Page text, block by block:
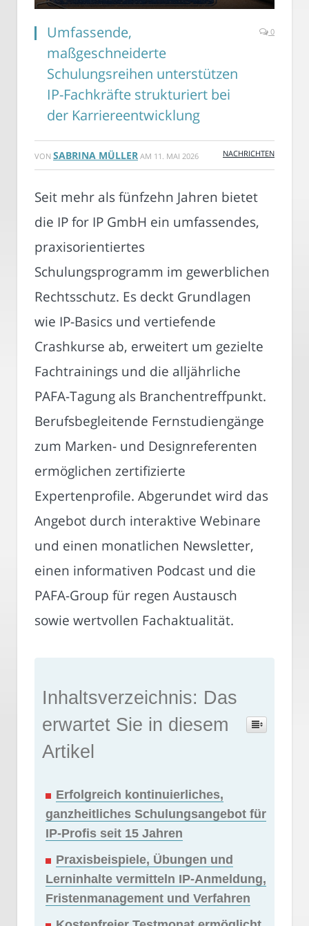
Umfassende,
maßgeschneiderte
Schulungsreihen unterstützen
IP-Fachkräfte strukturiert bei
der Karriereentwicklung
0
VON SABRINA MÜLLER AM 11. MAI 2026 NACHRICHTEN
Seit mehr als fünfzehn Jahren bietet
die IP for IP GmbH ein umfassendes,
praxisorientiertes
Schulungsprogramm im gewerblichen
Rechtsschutz. Es deckt Grundlagen
wie IP-Basics und vertiefende
Crashkurse ab, erweitert um gezielte
Fachtrainings und die alljährliche
PAFA-Tagung als Branchentreffpunkt.
Berufsbegleitende Fernstudiengänge
zum Marken- und Designreferenten
ermöglichen zertifizierte
Expertenprofile. Abgerundet wird das
Angebot durch interaktive Webinare
und einen monatlichen Newsletter,
einen informativen Podcast und die
PAFA-Group für regen Austausch
sowie wertvollen Fachaktualität.
Inhaltsverzeichnis: Das
erwartet Sie in diesem
Artikel
Erfolgreich kontinuierliches,
ganzheitliches Schulungsangebot für
IP-Profis seit 15 Jahren
Praxisbeispiele, Übungen und
Lerninhalte vermitteln IP-Anmeldung,
Fristenmanagement und Verfahren